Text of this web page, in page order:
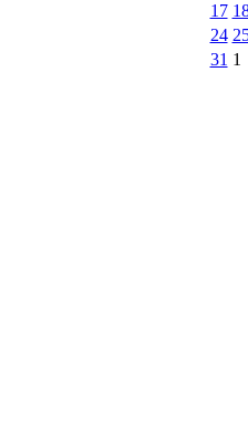
17
24
31 1